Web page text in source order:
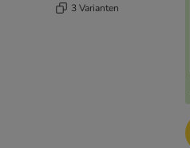
3 Varianten